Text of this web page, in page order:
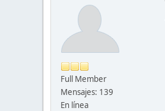
Full Member
Mensajes: 139
En línea